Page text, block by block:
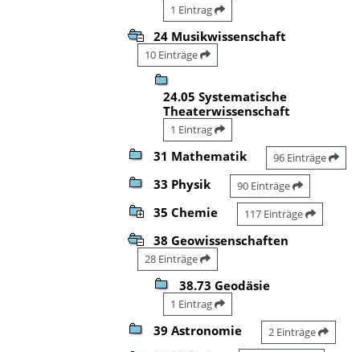
1 Eintrag
24 Musikwissenschaft
10 Einträge
24.05 Systematische
Theaterwissenschaft
1 Eintrag
31 Mathematik 96 Einträge
33 Physik 90 Einträge
35 Chemie 117 Einträge
38 Geowissenschaften
28 Einträge
38.73 Geodäsie
1 Eintrag
39 Astronomie 2 Einträge